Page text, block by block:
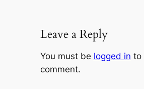
Leave a Reply
You must be logged in to
comment.